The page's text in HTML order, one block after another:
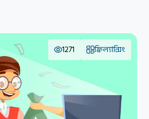
1271 ফ্রিল্যান্সিং